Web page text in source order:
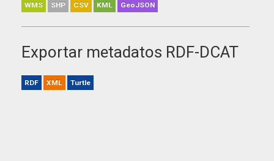
WMS SHP CSV KML GeoJSON
Exportar metadatos RDF-DCAT
RDF XML Turtle